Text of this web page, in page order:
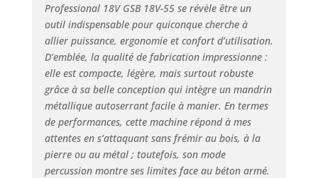
vide de 1 900
tr/min Livré avec
(set Amazon
Exclusive) : GDR
18V-200, GSB 18V-
45, 1 batterie GBA
18V 2.0Ah, 1
batterie GBA 18V
4.0Ah, chargeur
rapide GAL 18V-40,
L-Case
Professional 18V GSB 18V-55 se révèle être un
outil indispensable pour quiconque cherche à
allier puissance, ergonomie et confort d’utilisation.
D’emblée, la qualité de fabrication impressionne :
elle est compacte, légère, mais surtout robuste
grâce à sa belle conception qui intègre un mandrin
métallique autoserrant facile à manier. En termes
de performances, cette machine répond à mes
attentes en s’attaquant sans frémir au bois, à la
pierre ou au métal ; toutefois, son mode
percussion montre ses limites face au béton armé.